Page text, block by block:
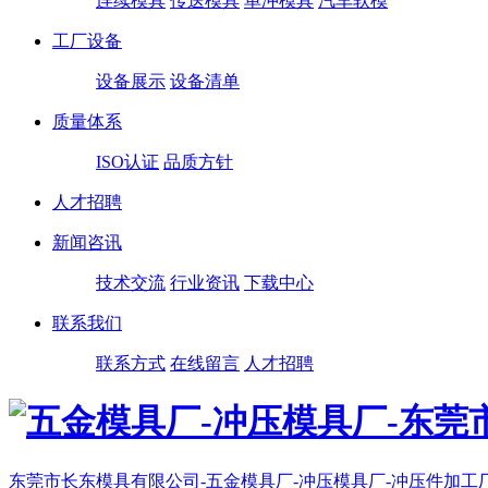
工厂设备
设备展示 设备清单
质量体系
ISO认证 品质方针
人才招聘
新闻咨讯
技术交流 行业资讯 下载中心
联系我们
联系方式 在线留言 人才招聘
东莞市长东模具有限公司-五金模具厂-冲压模具厂-冲压件加工